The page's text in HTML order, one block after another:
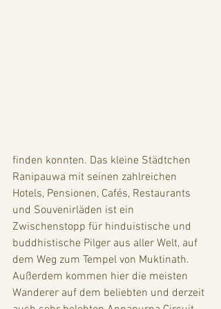
finden konnten. Das kleine Städtchen
Ranipauwa mit seinen zahlreichen
Hotels, Pensionen, Cafés, Restaurants
und Souvenirläden ist ein
Zwischenstopp für hinduistische und
buddhistische Pilger aus aller Welt, auf
dem Weg zum Tempel von Muktinath.
Außerdem kommen hier die meisten
Wanderer auf dem beliebten und derzeit